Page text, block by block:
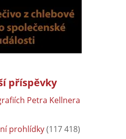
příspěvky
Petra Kellnera
prohlídky(117 418)